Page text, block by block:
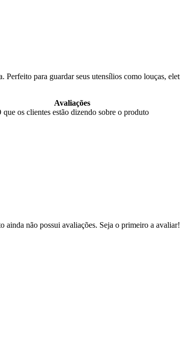
para guardar seus utensílios como louças,
Avaliações
que os clientes estão dizendo sobre o produto
ainda não possui avaliações. Seja o primeiro a avaliar!